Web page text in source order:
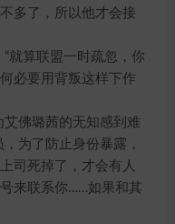
多了，所以他才会接
算联盟一时疏忽，你
必要用背叛这样下作
佛璐茜的无知感到难
为了防止身份暴露，
司死掉了，才会有人
来联系你……如果和其